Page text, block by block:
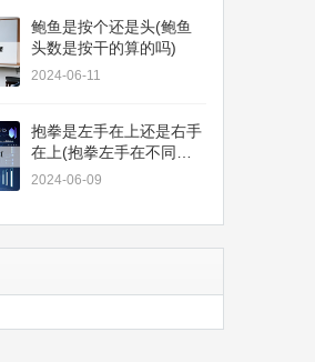
鲍鱼是按个还是头(鲍鱼
头数是按干的算的吗)
2024-06-11
抱拳是左手在上还是右手
在上(抱拳左手在不同场
合的含义)
2024-06-09